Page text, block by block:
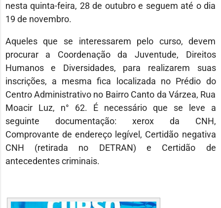
nesta quinta-feira, 28 de outubro e seguem até o dia
19 de novembro.
Aqueles que se interessarem pelo curso, devem
procurar a Coordenação da Juventude, Direitos
Humanos e Diversidades, para realizarem suas
inscrições, a mesma fica localizada no Prédio do
Centro Administrativo no Bairro Canto da Várzea, Rua
Moacir Luz, n° 62. É necessário que se leve a
seguinte documentação: xerox da CNH,
Comprovante de endereço legível, Certidão negativa
CNH (retirada no DETRAN) e Certidão de
antecedentes criminais.